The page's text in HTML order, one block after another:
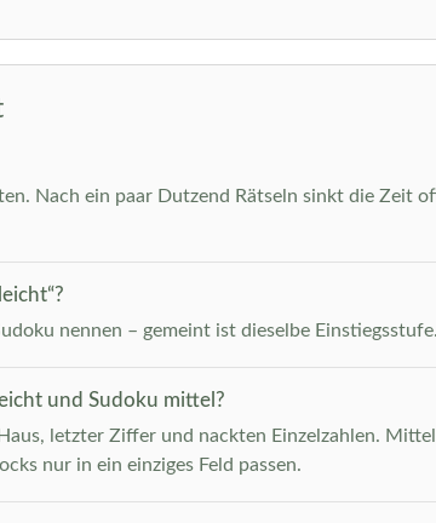
Nach ein paar Dutzend Rätseln sinkt die Zeit
nennen – gemeint ist dieselbe
und Sudoku mittel?
letzter Ziffer und nackten Einzelzahlen.
nur in ein einziges Feld passen.